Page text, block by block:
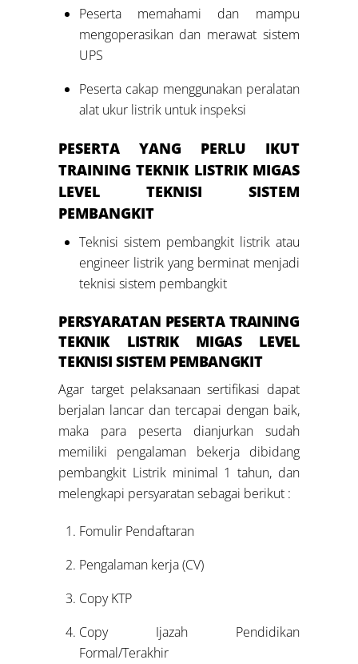
Peserta memahami dan mampu
mengoperasikan dan merawat sistem
UPS
Peserta cakap menggunakan peralatan
alat ukur listrik untuk inspeksi
PESERTA YANG PERLU IKUT
TRAINING TEKNIK LISTRIK MIGAS
LEVEL
TEKNISI SISTEM
PEMBANGKIT
Teknisi sistem pembangkit listrik atau
engineer listrik yang berminat menjadi
teknisi sistem pembangkit
PERSYARATAN PESERTA TRAINING
TEKNIK LISTRIK MIGAS LEVEL
TEKNISI SISTEM PEMBANGKIT
Agar target pelaksanaan sertifikasi dapat
berjalan lancar dan tercapai dengan baik,
maka para peserta dianjurkan sudah
memiliki pengalaman bekerja dibidang
pembangkit Listrik minimal 1 tahun, dan
melengkapi persyaratan sebagai berikut :
Fomulir Pendaftaran
Pengalaman kerja (CV)
Copy KTP
Copy Ijazah Pendidikan
Formal/Terakhir